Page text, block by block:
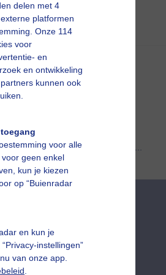
delen met 4
platformen
Onze 114
voor
en
en ontwikkeling
kunnen ook
voor alle
geen enkel
kun je kiezen
op “Buienradar
en kun je
instellingen”
van onze app.
Een moment geduld aub...
Bilt